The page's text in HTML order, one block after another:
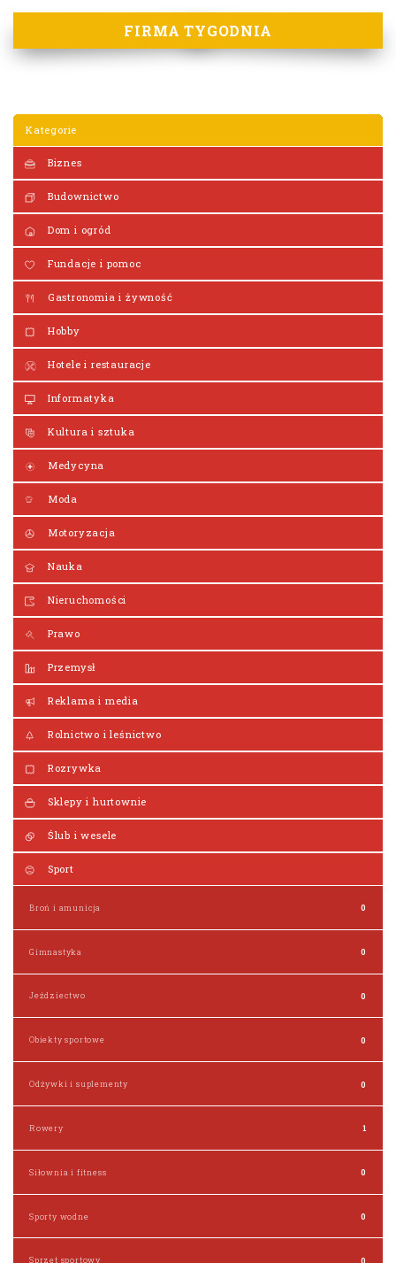
FIRMA TYGODNIA
Kategorie
Biznes
Budownictwo
Dom i ogród
Fundacje i pomoc
Gastronomia i żywność
Hobby
Hotele i restauracje
Informatyka
Kultura i sztuka
Medycyna
Moda
Motoryzacja
Nauka
Nieruchomości
Prawo
Przemysł
Reklama i media
Rolnictwo i leśnictwo
Rozrywka
Sklepy i hurtownie
Ślub i wesele
Sport
Broń i amunicja 0
Gimnastyka 0
Jeździectwo 0
Obiekty sportowe 0
Odżywki i suplementy 0
Rowery 1
Siłownia i fitness 0
Sporty wodne 0
Sprzęt sportowy 0